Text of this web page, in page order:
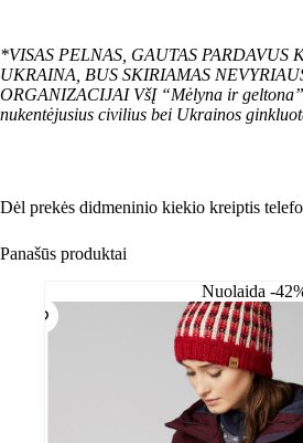
*VISAS PELNAS, GAUTAS PARDAVUS
UKRAINA, BUS SKIRIAMAS
ORGANIZACIJAI VšĮ “Mėlyna ir
nukentėjusius civilius bei Ukrainos
Dėl prekės didmeninio kiekio kreiptis
Panašūs produktai
Nuolaida -